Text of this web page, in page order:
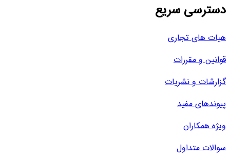
دسترسی سریع
هیات های تجاری
قوانین و مقررات
گزارشات و نشریات
پیوندهای مفید
ویژه همکاران
سوالات متداول